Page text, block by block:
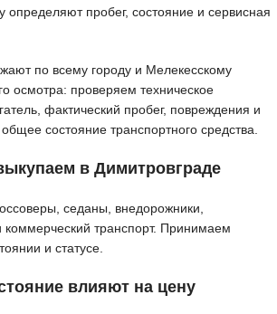
определяют пробег, состояние и сервисная
по всему городу и Мелекесскому
осмотра: проверяем техническое
фактический пробег, повреждения и
состояние транспортного средства.
в Димитровграде
седаны, внедорожники,
коммерческий транспорт. Принимаем
и статусе.
влияют на цену